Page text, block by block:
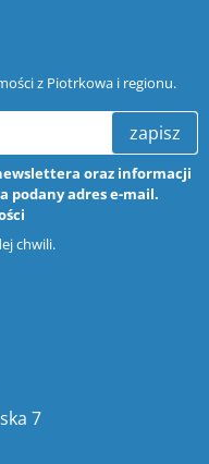
z Piotrkowa i regionu.
zapisz
oraz informacji
podany adres e-mail.
chwili.
7